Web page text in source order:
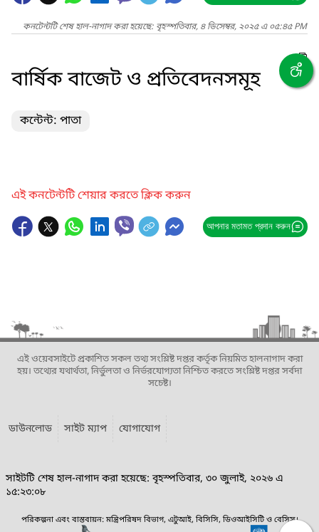
কনটেন্টটি শেষ হাল-নাগাদ করা হয়েছে: বৃহস্পতিবার, ৪ ডিসেম্বর, ২০২৫ এ ০৫:৪৫ PM
বার্ষিক বাজেট ও প্রতিবেদনসমূহ
কন্টেন্ট: পাতা
এই কনটেন্টটি শেয়ার করতে ক্লিক করুন
আপনার মতামত প্রদান করুন
এই ওয়েবসাইটে প্রকাশিত সকল তথ্য সংশ্লিষ্ট দপ্তর কর্তৃক নিয়মিত হালনাগাদ করা
হয়। তথ্যের যথার্থতা, নির্ভুলতা ও নির্ভরযোগ্যতা নিশ্চিত করতে সংশ্লিষ্ট দপ্তর সর্বদা
সচেষ্ট।
ডাউনলোড সাইট ম্যাপ যোগাযোগ
সাইটটি শেষ হাল-নাগাদ করা হয়েছে: বৃহস্পতিবার, ৩০ জুলাই, ২০২৬ এ
১৫:২৩:০৮
পরিকল্পনা এবং বাস্তবায়ন: মন্ত্রিপরিষদ বিভাগ, এটুআই, বিসিসি, ডিওআইসিটি ও বেসিস।